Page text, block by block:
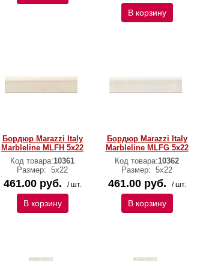
В корзину
Бордюр Marazzi Italy
Marbleline MLFH 5х22
Код товара:10361
Размер: 5х22
461.00 руб. / шт.
В корзину
Бордюр Marazzi Italy
Marbleline MLFG 5х22
Код товара:10362
Размер: 5х22
461.00 руб. / шт.
В корзину